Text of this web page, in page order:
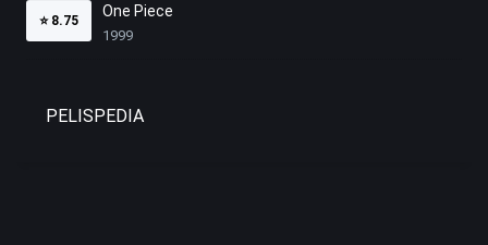
⭐ 8.75
One Piece
1999
PELISPEDIA